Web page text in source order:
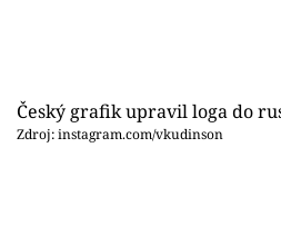
Český grafik upravil loga do
Zdroj: instagram.com/vkudinson